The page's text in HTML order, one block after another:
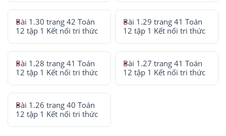
Bài 1.30 trang 42 Toán
12 tập 1 Kết nối tri thức
Bài 1.29 trang 41 Toán
12 tập 1 Kết nối tri thức
Bài 1.28 trang 41 Toán
12 tập 1 Kết nối tri thức
Bài 1.27 trang 41 Toán
12 tập 1 Kết nối tri thức
Bài 1.26 trang 40 Toán
12 tập 1 Kết nối tri thức